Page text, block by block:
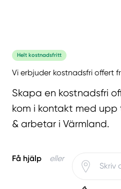
Helt kostnadsfritt
Vi erbjuder kostnadsfri offert
Skapa en kostnadsfri
kom i kontakt med upp
& arbetar i Värmland.
Få hjälp eller